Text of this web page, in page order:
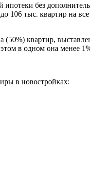
без
106 тыс. квартир
квартир,
в одном она менее
в новостройках: